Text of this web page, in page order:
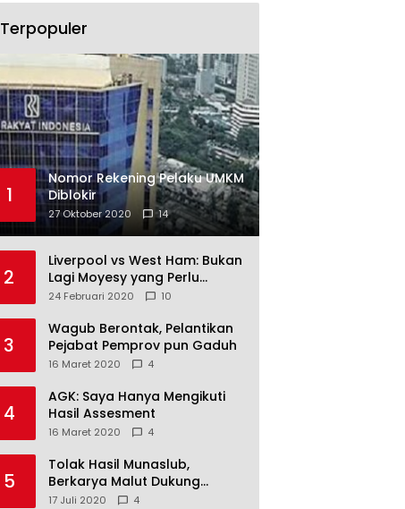
Terpopuler
1
Nomor Rekening Pelaku UMKM
Diblokir
27 Oktober 2020 14
2
Liverpool vs West Ham: Bukan
Lagi Moyesy yang Perlu
Ditakuti
24 Februari 2020 10
3
Wagub Berontak, Pelantikan
Pejabat Pemprov pun Gaduh
16 Maret 2020 4
4
AGK: Saya Hanya Mengikuti
Hasil Assesment
16 Maret 2020 4
5
Tolak Hasil Munaslub,
Berkarya Malut Dukung
Tommy Soeharto
17 Juli 2020 4